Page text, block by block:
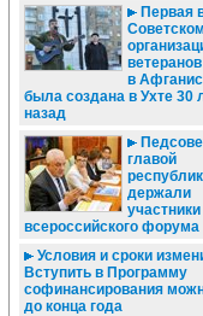
Первая
в
была создана в Ухте 30
назад
главой
держали
участники
всероссийского форума
Условия и сроки
Вступить в Программу
софинансирования
до конца года